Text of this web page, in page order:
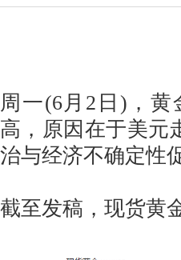
周一(6月2日)，
高，原因在于美元
治与经济不确定性
截至发稿，现货黄